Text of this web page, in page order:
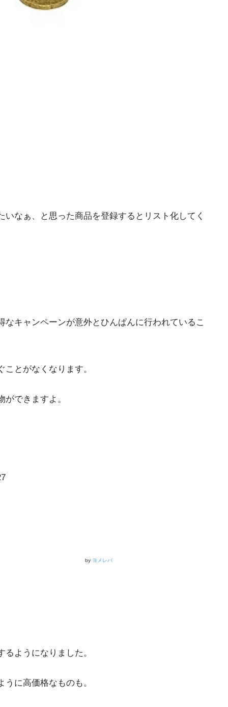
なぁ、と思った商品を登録するとリスト化してく
キャンペーンが意外とひんぱんに行われているこ
とがなくなります。
できますよ。
by ヨメレバ
ようになりました。
に高価格なものも。